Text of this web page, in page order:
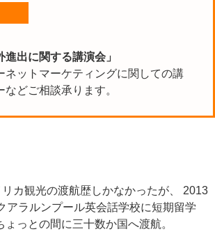
進出に関する講演会」
ネットマーケティングに関しての講
どご相談承ります。
カ観光の渡航歴しかなかったが、 2013
アラルンプール英会話学校に短期留学
ょっとの間に三十数か国へ渡航。